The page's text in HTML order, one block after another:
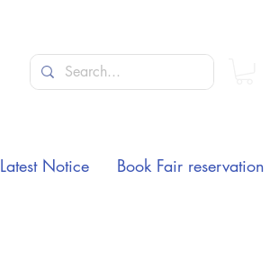
Latest Notice Book Fair reservation